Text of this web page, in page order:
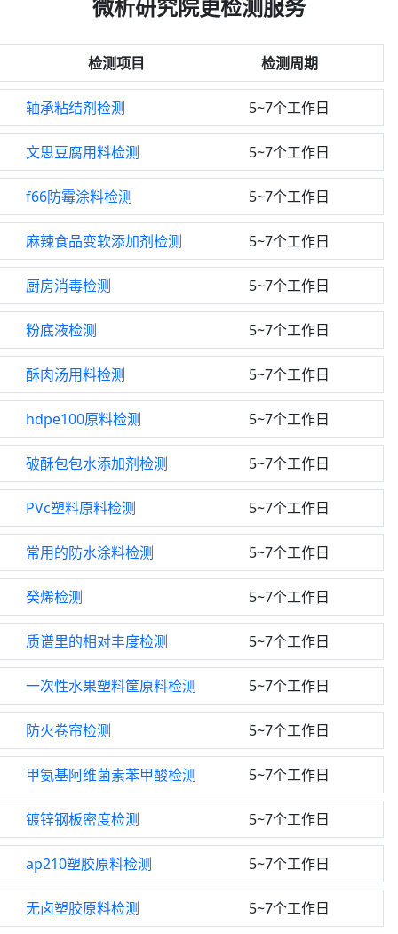
微析研究院更检测服务
检测项目 检测周期
轴承粘结剂检测 5~7个工作日
文思豆腐用料检测 5~7个工作日
f66防霉涂料检测 5~7个工作日
麻辣食品变软添加剂检测 5~7个工作日
厨房消毒检测 5~7个工作日
粉底液检测 5~7个工作日
酥肉汤用料检测 5~7个工作日
hdpe100原料检测 5~7个工作日
破酥包包水添加剂检测 5~7个工作日
PVc塑料原料检测 5~7个工作日
常用的防水涂料检测 5~7个工作日
癸烯检测 5~7个工作日
质谱里的相对丰度检测 5~7个工作日
一次性水果塑料筐原料检测 5~7个工作日
防火卷帘检测 5~7个工作日
甲氨基阿维菌素苯甲酸检测 5~7个工作日
镀锌钢板密度检测 5~7个工作日
ap210塑胶原料检测 5~7个工作日
无卤塑胶原料检测 5~7个工作日